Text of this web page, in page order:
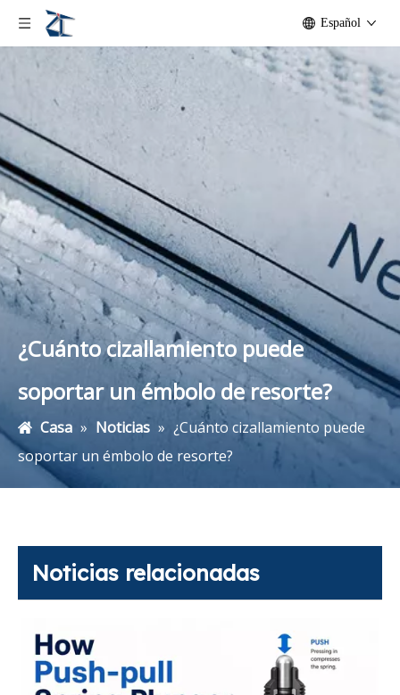
Español
¿Cuánto cizallamiento puede
soportar un émbolo de resorte?
Casa » Noticias » ¿Cuánto cizallamiento puede
soportar un émbolo de resorte?
Noticias relacionadas